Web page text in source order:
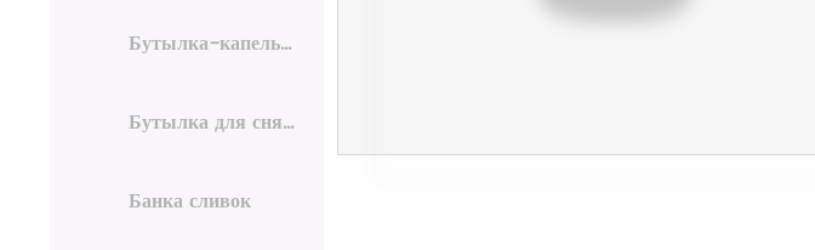
Бутылка-капельница
Бутылка для снятия лака
Банка сливок